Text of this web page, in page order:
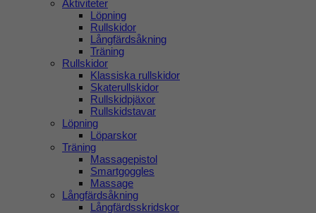
Aktiviteter
Löpning
Rullskidor
Långfärdsåkning
Träning
Rullskidor
Klassiska rullskidor
Skaterullskidor
Rullskidpjäxor
Rullskidstavar
Löpning
Löparskor
Träning
Massagepistol
Smartgoggles
Massage
Långfärdsåkning
Långfärdsskridskor